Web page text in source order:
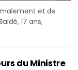
et de
17 ans,
du Ministre